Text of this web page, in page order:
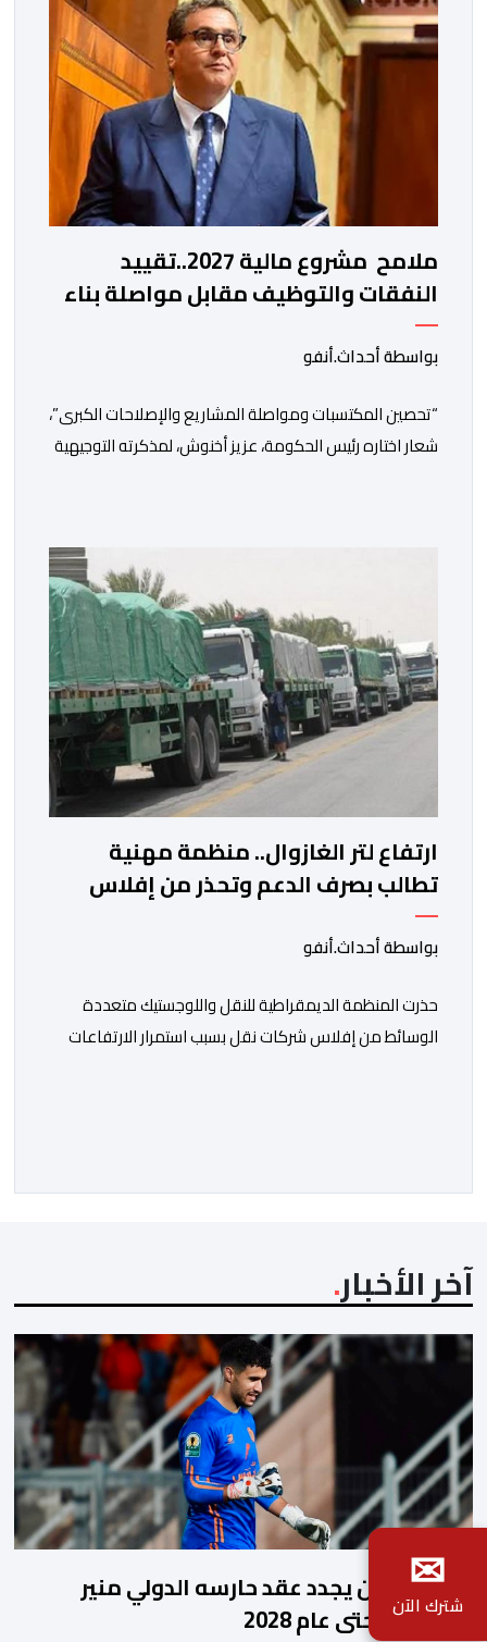
الملك، وللشعب المغربي بمزيد من السلام والازدهار. وأشاد
الرئيس […]
ملامح مشروع مالية 2027..تقييد
النفقات والتوظيف مقابل مواصلة بناء
الدولة الاجتماعية والاستثمار
بواسطة أحداث.أنفو
“تحصين المكتسبات ومواصلة المشاريع والإصلاحات الكبرى”،
شعار اختاره رئيس الحكومة، عزيز أخنوش، لمذكرته التوجيهية
الحكومية. هذه الرسالة التأطيرية ارتكزت على 4 أولويات، كما
حملت ألحت على ضرورة عقلنة نفقات التسيير، بل وتقييد
التوظيف إلا في حالة الضرورة. […]
ارتفاع لتر الغازوال.. منظمة مهنية
تطالب بصرف الدعم وتحذر من إفلاس
شركات النقل
بواسطة أحداث.أنفو
حذرت المنظمة الديمقراطية للنقل واللوجستيك متعددة
الوسائط من إفلاس شركات نقل بسبب استمرار الارتفاعات
اقتصادية غير مسبوقة نتيجة الارتفاع المستمر في كلفة
آخر الأخبار
نهضة بركان يجدد عقد حارسه الدولي منير
المحمدي حتى عام 2028
✉
شترك الآن